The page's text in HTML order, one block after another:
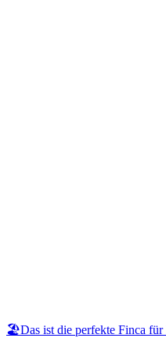
🏖️Das ist die perfekte Finca